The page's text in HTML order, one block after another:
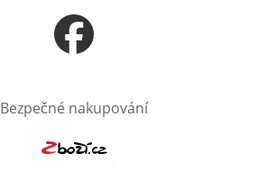
Otevře v novém okně
Bezpečné nakupování